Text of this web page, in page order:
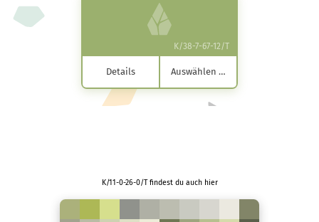
K/38-7-67-12/T
Details Auswählen …
K/11-0-26-0/T findest du auch hier